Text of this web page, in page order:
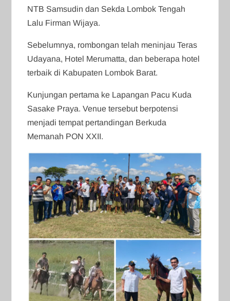
NTB Samsudin dan Sekda Lombok Tengah
Lalu Firman Wijaya.
Sebelumnya, rombongan telah meninjau Teras
Udayana, Hotel Merumatta, dan beberapa hotel
terbaik di Kabupaten Lombok Barat.
Kunjungan pertama ke Lapangan Pacu Kuda
Sasake Praya. Venue tersebut berpotensi
menjadi tempat pertandingan Berkuda
Memanah PON XXII.